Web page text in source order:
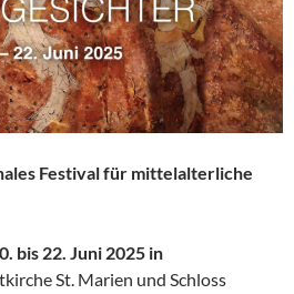
Festival für mittelalterliche
bis 22. Juni 2025 in
St. Marien und Schloss